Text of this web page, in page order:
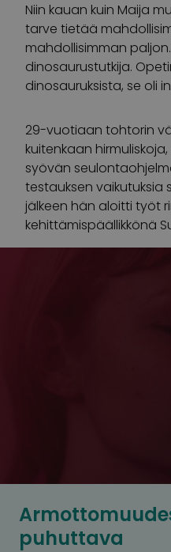
Niin kauan kuin Maija
tarve tietää
mahdollisimman paljon.
dinosaurustutkija.
dinosauruksista, se oli
29-vuotiaan tohtorin
kuitenkaan
syövän
testauksen vaikutuksia
jälkeen hän aloitti työt
kehittämispäällikkönä
puhuttava